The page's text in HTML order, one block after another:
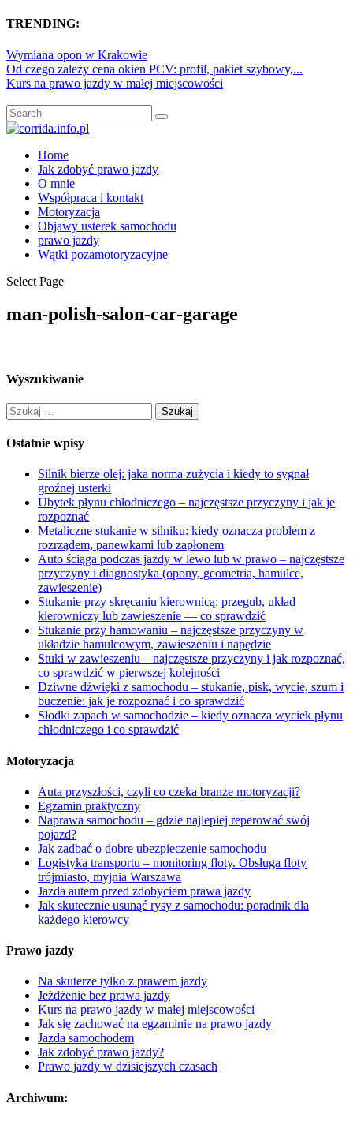
TRENDING:
Wymiana opon w Krakowie
Od czego zależy cena okien PCV: profil, pakiet szybowy,...
Kurs na prawo jazdy w małej miejscowości
Home
Jak zdobyć prawo jazdy
O mnie
Współpraca i kontakt
Motoryzacja
Objawy usterek samochodu
prawo jazdy
Wątki pozamotoryzacyjne
Select Page
man-polish-salon-car-garage
Wyszukiwanie
Szukaj:
Ostatnie wpisy
Silnik bierze olej: jaka norma zużycia i kiedy to sygnał
groźnej usterki
Ubytek płynu chłodniczego – najczęstsze przyczyny i jak je
rozpoznać
Metaliczne stukanie w silniku: kiedy oznacza problem z
rozrządem, panewkami lub zapłonem
Auto ściąga podczas jazdy w lewo lub w prawo – najczęstsze
przyczyny i diagnostyka (opony, geometria, hamulce,
zawieszenie)
Stukanie przy skręcaniu kierownicą: przegub, układ
kierowniczy lub zawieszenie — co sprawdzić
Stukanie przy hamowaniu – najczęstsze przyczyny w
układzie hamulcowym, zawieszeniu i napędzie
Stuki w zawieszeniu – najczęstsze przyczyny i jak rozpoznać,
co sprawdzić w pierwszej kolejności
Dziwne dźwięki z samochodu – stukanie, pisk, wycie, szum i
buczenie: jak je rozpoznać i co sprawdzić
Słodki zapach w samochodzie – kiedy oznacza wyciek płynu
chłodniczego i co sprawdzić
Motoryzacja
Auta przyszłości, czyli co czeka branże motoryzacji?
Egzamin praktyczny
Naprawa samochodu – gdzie najlepiej reperować swój
pojazd?
Jak zadbać o dobre ubezpieczenie samochodu
Logistyka transportu – monitoring floty. Obsługa floty
trójmiasto, myjnia Warszawa
Jazda autem przed zdobyciem prawa jazdy
Jak skutecznie usunąć rysy z samochodu: poradnik dla
każdego kierowcy
Prawo jazdy
Na skuterze tylko z prawem jazdy
Jeżdżenie bez prawa jazdy
Kurs na prawo jazdy w małej miejscowości
Jak się zachować na egzaminie na prawo jazdy
Jazda samochodem
Jak zdobyć prawo jazdy?
Prawo jazdy w dzisiejszych czasach
Archiwum: